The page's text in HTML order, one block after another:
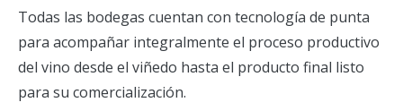
Todas las bodegas cuentan con tecnología de punta
para acompañar integralmente el proceso productivo
del vino desde el viñedo hasta el producto final listo
para su comercialización.